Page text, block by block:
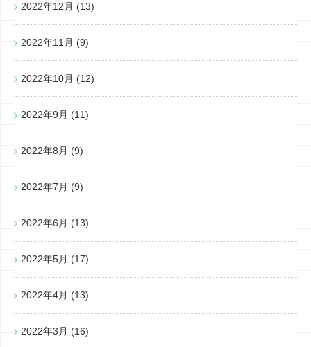
2022年12月 (13)
2022年11月 (9)
2022年10月 (12)
2022年9月 (11)
2022年8月 (9)
2022年7月 (9)
2022年6月 (13)
2022年5月 (17)
2022年4月 (13)
2022年3月 (16)